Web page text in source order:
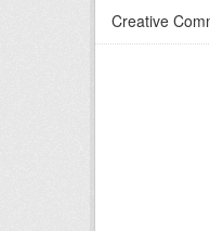
Creative